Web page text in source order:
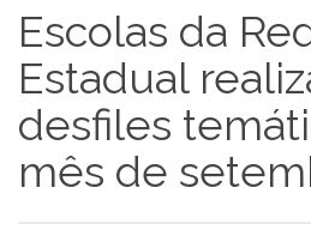
Escolas da
Estadual
desfiles
mês de